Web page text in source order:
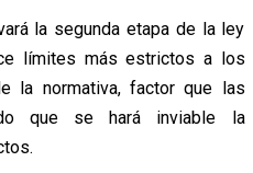
la segunda etapa de la ley
límites más estrictos a los
la normativa, factor que las
que se hará inviable la